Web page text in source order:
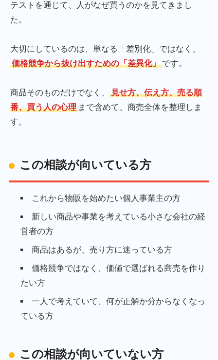
テストを通じて、人がなぜ買うのかを見てきまし
た。
大切にしているのは、単なる「差別化」ではなく、
価格競争から抜け出すための「差異化」です。
商品そのものだけでなく、
見せ方、伝え方、売る順
番、買う人の心理まで含めて、商売全体を整理しま
す。
この相談が向いている方
これから物販を始めたい個人事業主の方
新しい商品や事業を考えている小さな会社の経
営者の方
商品はあるが、売り方に迷っている方
価格競争ではなく、価値で選ばれる商売を作り
たい方
一人で考えていて、何が正解か分からなくなっ
ている方
この相談が向いていない方